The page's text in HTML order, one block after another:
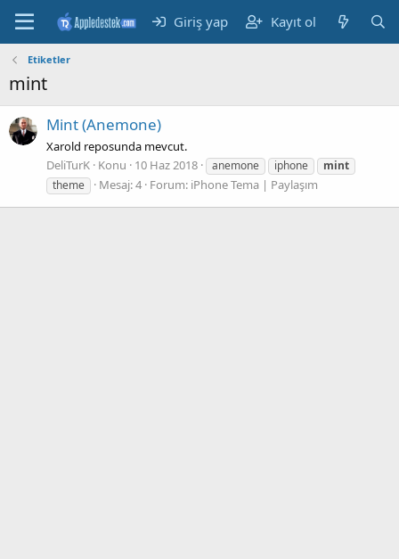
Giriş yap Kayıt ol
Etiketler
mint
Mint (Anemone)
Xarold reposunda mevcut.
DeliTurK Konu 10 Haz 2018 anemone iphone
mint
theme
Mesaj: 4 Forum: iPhone Tema | Paylaşım